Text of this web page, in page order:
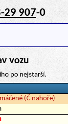
29 907-0
vozu
po nejstarší.
(Č nahoře)